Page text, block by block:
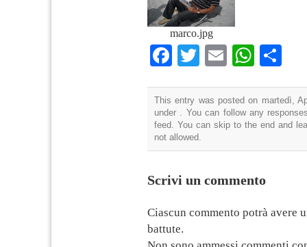
marco.jpg
Facebook
TwitterEmail
This entry was posted on martedì,
under . You can follow any
feed. You can skip to the end and
not allowed.
Scrivi un commento
Ciascun commento potrà avere
battute.